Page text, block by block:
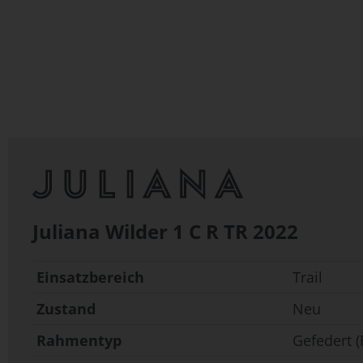
springen
Juliana Wilder 1 C R TR 2022
Einsatzbereich
Trail
Zustand
Neu
Rahmentyp
Gefedert